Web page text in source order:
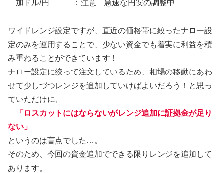
加ドル/円 ：注意 急速な円安の調整中
ワイドレンジ設定ですが、直近の価格帯に絞ったナロー設
定のみを運用することで、少ない資金でも着実に利益を積
み重ねることができています！
ナロー設定に絞って注文しているため、相場の移動にあわ
せて少しづつレンジを追加していけばよいだろう！と思っ
ていただけに、
「ロスカットにはならないがレンジ追加に証拠金が足り
ない」
というのは盲点でした…。
そのため、今回の資金追加でできる限りレンジを追加して
あります。